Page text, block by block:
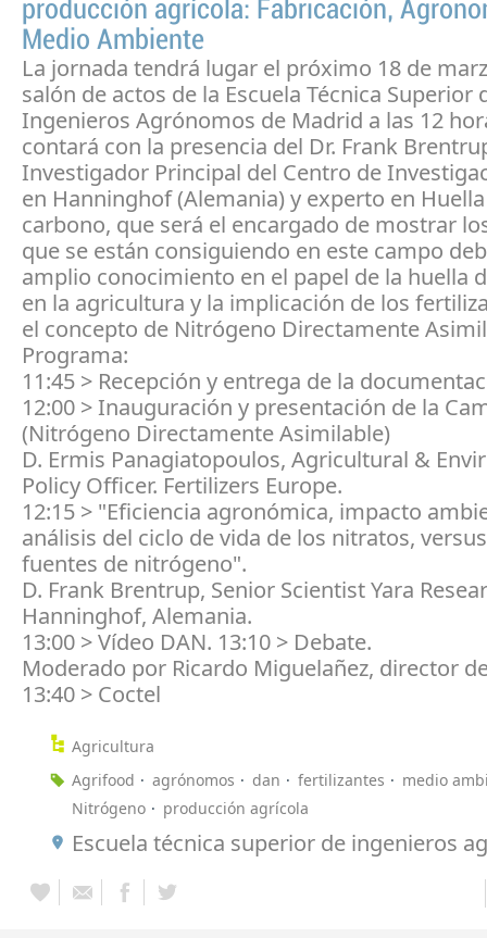
producción agrícola: Fabricación,
Medio Ambiente
La jornada tendrá lugar el próximo 18 de
salón de actos de la Escuela Técnica Superior
Ingenieros Agrónomos de Madrid a las 12
contará con la presencia del Dr. Frank
Investigador Principal del Centro de
en Hanninghof (Alemania) y experto en
carbono, que será el encargado de mostrar
que se están consiguiendo en este campo
amplio conocimiento en el papel de la huella
en la agricultura y la implicación de los
el concepto de Nitrógeno Directamente
Programa:
11:45 > Recepción y entrega de la
12:00 > Inauguración y presentación de la
(Nitrógeno Directamente Asimilable)
D. Ermis Panagiatopoulos, Agricultural &
Policy Officer. Fertilizers Europe.
12:15 > "Eficiencia agronómica, impacto
análisis del ciclo de vida de los nitratos,
fuentes de nitrógeno".
D. Frank Brentrup, Senior Scientist Yara
Hanninghof, Alemania.
13:00 > Vídeo DAN. 13:10 > Debate.
Moderado por Ricardo Miguelañez, director
13:40 > Coctel
Agricultura
Agrifood
agrónomos dan fertilizantes
medio
Nitrógeno
producción agrícola
Escuela técnica superior de ingenieros